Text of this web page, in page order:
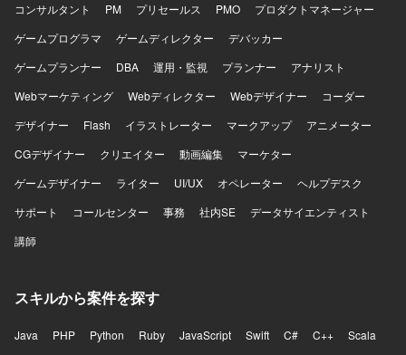
コンサルタント
PM プリセールス PMO
プロダクトマネージャー
ゲームプログラマ
ゲームディレクター
デバッカー
ゲームプランナー
DBA 運用・監視 プランナー
アナリスト
Webマーケティング
Webディレクター Webデザイナー
コーダー
デザイナー
Flash イラストレーター マークアップ
アニメーター
CGデザイナー
クリエイター 動画編集
マーケター
ゲームデザイナー
ライター UI/UX オペレーター
ヘルプデスク
サポート
コールセンター 事務 社内SE
データサイエンティスト
講師
スキルから案件を探す
Java PHP Python Ruby JavaScript Swift C# C++
Scala